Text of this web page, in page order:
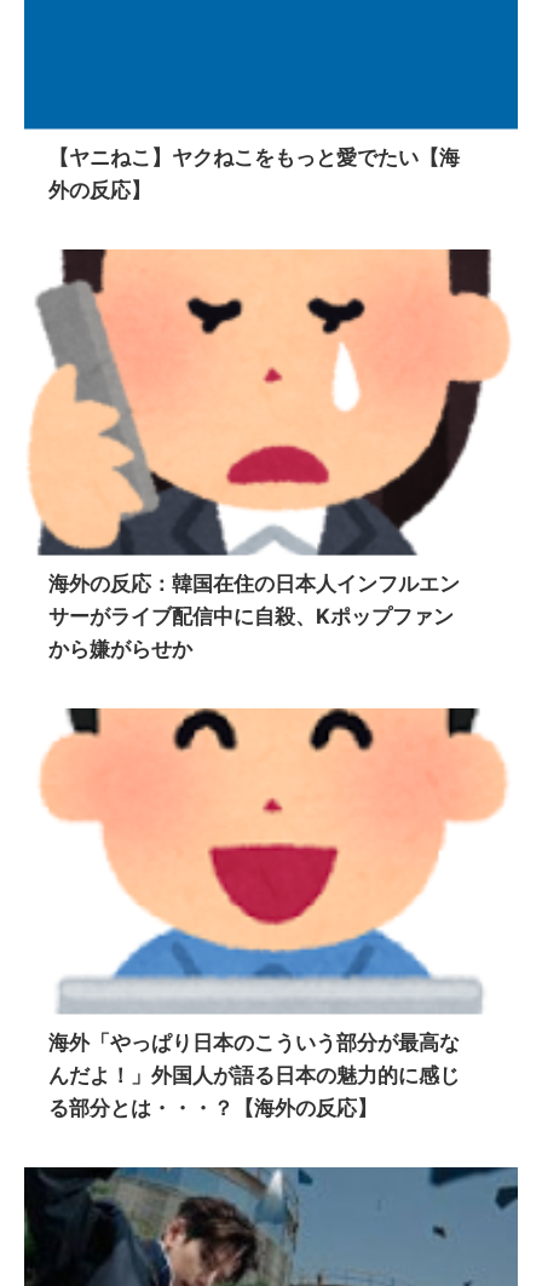
【ヤニねこ】ヤクねこをもっと愛でたい【海
外の反応】
海外の反応：韓国在住の日本人インフルエン
サーがライブ配信中に自殺、Kポップファン
から嫌がらせか
海外「やっぱり日本のこういう部分が最高な
んだよ！」外国人が語る日本の魅力的に感じ
る部分とは・・・？【海外の反応】